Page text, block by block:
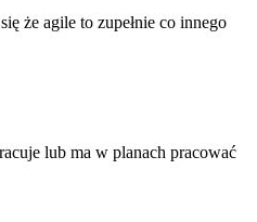
że agile to zupełnie co innego
lub ma w planach pracować